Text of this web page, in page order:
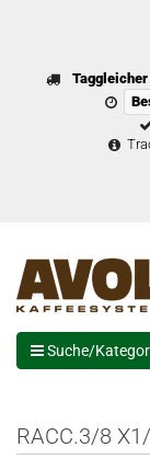
Taggleicher
Suche/
RACC.3/8